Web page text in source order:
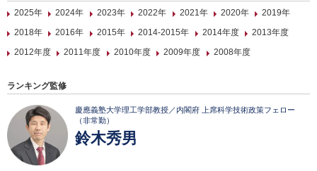
2025年
2024年 2023年 2022年 2021年 2020年
2019年
2018年
2016年 2015年 2014-2015年 2014年度
2013年度
2012年度
2011年度 2010年度 2009年度 2008年度
ランキング監修
慶應義塾大学理工学部教授／内閣府 上席科学技術政策フェロー
（非常勤）
鈴木秀男